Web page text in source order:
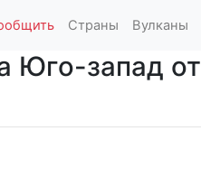
Страны Вулканы
Юго-запад